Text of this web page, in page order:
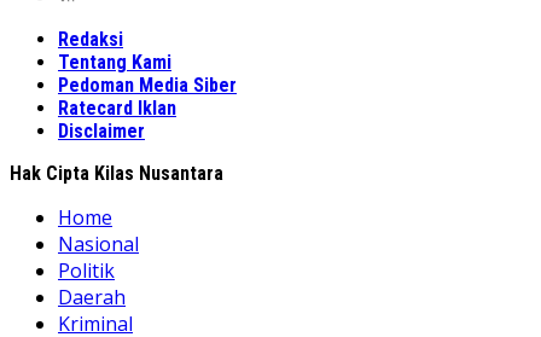
Redaksi
Tentang Kami
Pedoman Media Siber
Ratecard Iklan
Disclaimer
Hak Cipta Kilas Nusantara
Home
Nasional
Politik
Daerah
Kriminal